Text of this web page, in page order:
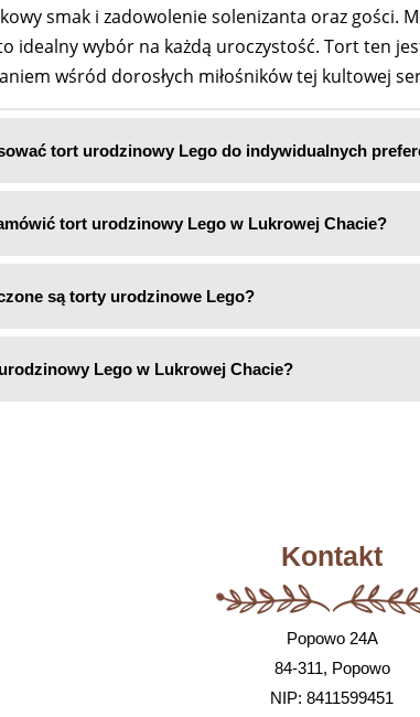
smak i zadowolenie solenizanta oraz gości.
idealny wybór na każdą uroczystość. Tort ten
wśród dorosłych miłośników tej kultowej
tort urodzinowy Lego do indywidualnych
tort urodzinowy Lego w Lukrowej Chacie?
są torty urodzinowe Lego?
Lego w Lukrowej Chacie?
Kontakt
Popowo 24A
84-311, Popowo
NIP: 8411599451